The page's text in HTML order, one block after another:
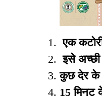
एक
इसे अच्छी
कुछ देर के
15 मिनट